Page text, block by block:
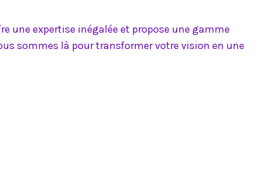
une expertise inégalée et propose une gamme
sommes là pour transformer votre vision en une